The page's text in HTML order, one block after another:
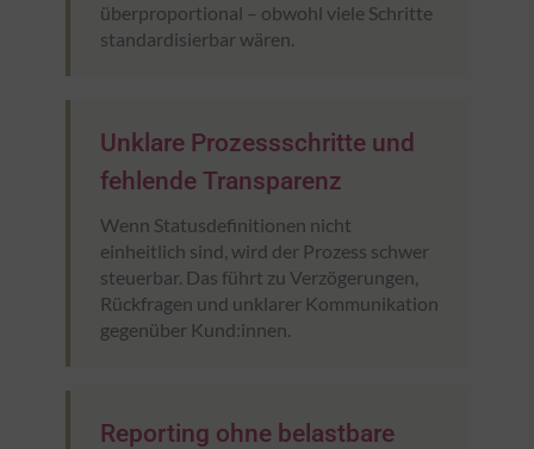
überproportional – obwohl viele Schritte
standardisierbar wären.
Unklare Prozessschritte und
fehlende Transparenz
Wenn Statusdefinitionen nicht
einheitlich sind, wird der Prozess schwer
steuerbar. Das führt zu Verzögerungen,
Rückfragen und unklarer Kommunikation
gegenüber Kund:innen.
Reporting ohne belastbare